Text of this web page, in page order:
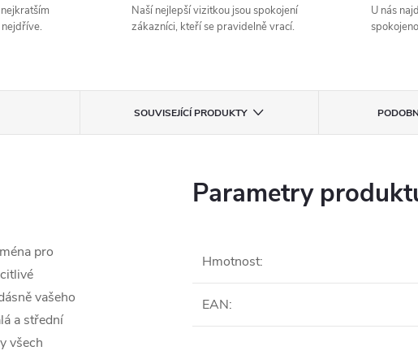
Naší nejlepší vizitkou jsou spokojení
zákazníci, kteří se pravidelně vrací.
U nás
SOUVISEJÍCÍ PRODUKTY
pro
vašeho
a střední
všech
Parametry
Hmotnost:
EAN: